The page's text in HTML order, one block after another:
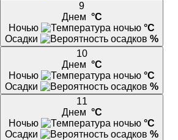
9
Днем °C
Ночью
°C
Осадки
%
10
Днем °C
Ночью
°C
Осадки
%
11
Днем °C
Ночью
°C
Осадки
%